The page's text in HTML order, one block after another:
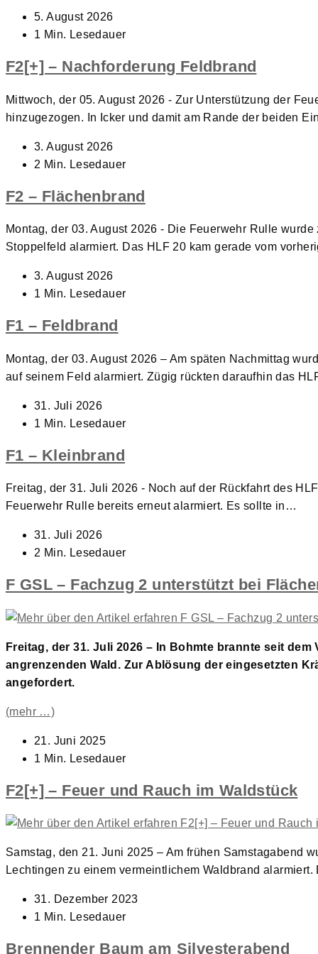
Beitrag
veröffentlicht:
5. August 2026
Lesedauer:
1 Min. Lesedauer
F2[+] – Nachforderung Feldbrand
Mittwoch, der 05. August 2026 - Zur Unterstützung der
hinzugezogen. In Icker und damit am Rande der beiden
Beitrag
veröffentlicht:
3. August 2026
Lesedauer:
2 Min. Lesedauer
F2 – Flächenbrand
Montag, der 03. August 2026 - Die Feuerwehr Rulle
Stoppelfeld alarmiert. Das HLF 20 kam gerade vom
Beitrag
veröffentlicht:
3. August 2026
Lesedauer:
1 Min. Lesedauer
F1 – Feldbrand
Montag, der 03. August 2026 – Am späten Nachmittag
auf seinem Feld alarmiert. Zügig rückten daraufhin das
Beitrag
veröffentlicht:
31. Juli 2026
Lesedauer:
1 Min. Lesedauer
F1 – Kleinbrand
Freitag, der 31. Juli 2026 - Noch auf der Rückfahrt des
Feuerwehr Rulle bereits erneut alarmiert. Es sollte in…
Beitrag
veröffentlicht:
31. Juli 2026
Lesedauer:
2 Min. Lesedauer
F GSL – Fachzug 2 unterstützt bei
Freitag, der 31. Juli 2026 – In Bohmte brannte seit
angrenzenden Wald. Zur Ablösung der eingesetzten
angefordert.
(mehr …)
Beitrag
veröffentlicht:
21. Juni 2025
Lesedauer:
1 Min. Lesedauer
F2[+] – Feuer und Rauch im Waldstück
Samstag, den 21. Juni 2025 – Am frühen Samstagabend
Lechtingen zu einem vermeintlichem Waldbrand
Beitrag
veröffentlicht:
31. Dezember 2023
Lesedauer:
1 Min. Lesedauer
Brennender Baum am Silvesterabend